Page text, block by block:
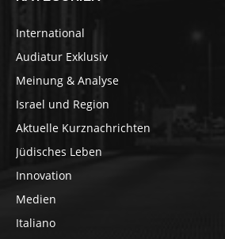
International
Audiatur Exklusiv
Meinung & Analyse
Israel und Region
Aktuelle Kurznachrichten
Jüdisches Leben
Innovation
Medien
Italiano